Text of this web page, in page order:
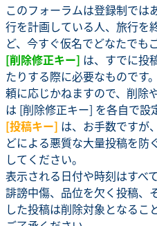
このフォーラムは登録制では
行を計画している人、旅行を
ど、今すぐ仮名でどなたでも
[削除修正キー] は、すでに投
たりする際に必要なものです
頼に応じかねますので、削除
は [削除修正キー] を各自で設
[投稿キー] は、お手数ですが
どによる悪質な大量投稿を防
してください。
表示される日付や時刻はすべ
誹謗中傷、品位を欠く投稿、
した投稿は削除対象となるこ